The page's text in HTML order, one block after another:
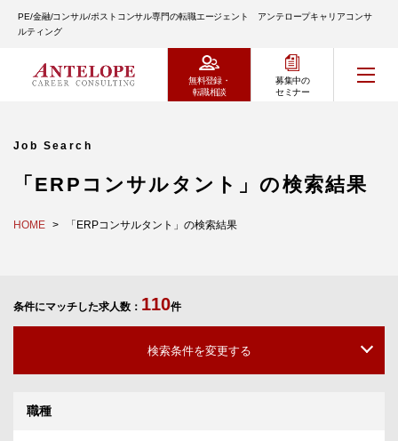
PE/金融/コンサル/ポストコンサル専門の転職エージェント アンテロープキャリアコンサ
ルティング
無料登録・
転職相談
募集中の
セミナー
Job Search
「ERPコンサルタント」の検索結果
HOME 「ERPコンサルタント」の検索結果
条件にマッチした求人数： 110件
検索条件を変更する
職種